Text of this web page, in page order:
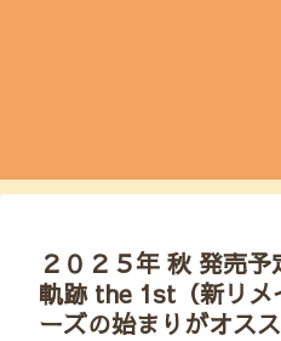
２０２５年 秋 発売
軌跡 the 1st（新リメ
ーズの始まりがオスス